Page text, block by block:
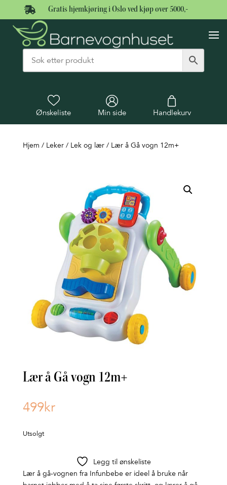
 Gratis hjemkjøring i Oslo ved kjøp over 5000,-
Ønskeliste Min side Handlekurv
Hjem / Leker/ Lek og lær/ Lær å Gå vogn 12m+
Lær å Gå vogn 12m+
499kr
Utsolgt
Legg til ønskeliste
Lær å gå-vognen fra Infunbebe er ideel å bruke når